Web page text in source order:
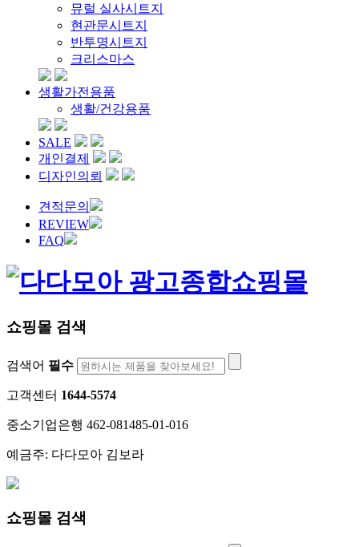
뮤럴 실사시트지
현관문시트지
반투명시트지
크리스마스
생활가전용품
생활/건강용품
SALE
개인결제
디자인의뢰
견적문의
REVIEW
FAQ
쇼핑몰 검색
검색어 필수
고객센터 1644-5574
중소기업은행 462-081485-01-016
예금주: 다다모아 김보라
쇼핑몰 검색